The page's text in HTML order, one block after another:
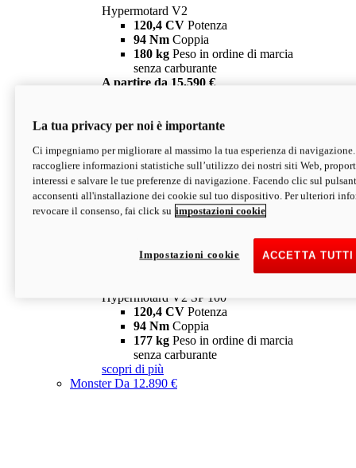
Hypermotard V2
120,4 CV Potenza
94 Nm Coppia
180 kg Peso in ordine di marcia
senza carburante
A partire da 15.590 €
V2 SP
Hypermotard V2 SP
120,4 CVPotenza
94 NmCoppia
177 kgPeso in ordine di marcia
senza carburante
Depotenziata 35 kW: 18.890 € i
configura scopri di più
Hypermotard V2 SP 100
120,4 CV Potenza
94 Nm Coppia
177 kg Peso in ordine di marcia
senza carburante
scopri di più
MonsterDa 12.890 €
La tua privacy per noi è importante
Ci impegniamo per migliorare al massimo la tua esperienza di
raccogliere informazioni statistiche sull’utilizzo dei nostri siti Web,
interessi e salvare le tue preferenze di navigazione. Facendo clic sul
acconsenti all'installazione dei cookie sul tuo dispositivo. Per ulteriori
revocare il consenso, fai click su impostazioni cookie
ACCETTA
Impostazioni cookie